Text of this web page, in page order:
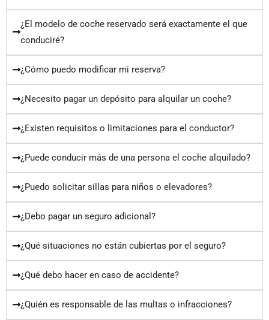
¿El modelo de coche reservado será exactamente el que
conduciré?
¿Cómo puedo modificar mi reserva?
¿Necesito pagar un depósito para alquilar un coche?
¿Existen requisitos o limitaciones para el conductor?
¿Puede conducir más de una persona el coche alquilado?
¿Puedo solicitar sillas para niños o elevadores?
¿Debo pagar un seguro adicional?
¿Qué situaciones no están cubiertas por el seguro?
¿Qué debo hacer en caso de accidente?
¿Quién es responsable de las multas o infracciones?